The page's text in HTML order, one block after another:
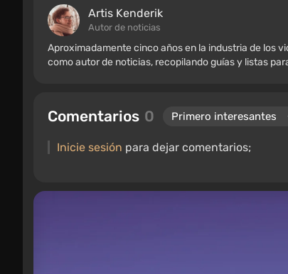
Artis Kenderik
Autor de noticias
Aproximadamente cinco años en la industria de los
como autor de noticias, recopilando guías y listas
Comentarios 0
Inicie sesión para dejar comentarios;